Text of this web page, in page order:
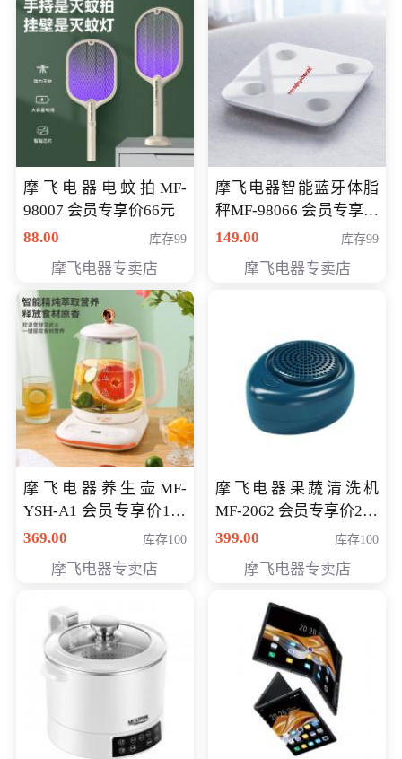
摩飞电器电蚊拍MF-
98007 会员专享价66元
88.00
库存99
摩飞电器专卖店
摩飞电器智能蓝牙体脂
秤MF-98066 会员专享价
98元
149.00 库存99
摩飞电器专卖店
摩飞电器养生壶MF-
YSH-A1 会员专享价198
元
369.00 库存100
摩飞电器专卖店
摩飞电器果蔬清洗机
MF-2062 会员专享价268
元
399.00 库存100
摩飞电器专卖店